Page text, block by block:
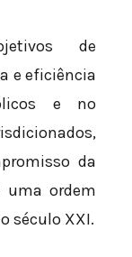
de
e eficiência
e no
da
uma ordem
século XXI.